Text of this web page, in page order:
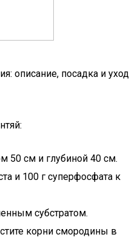
описание, посадка и уход
50 см и глубиной 40 см.
и 100 г суперфосфата к
субстратом.
корни смородины в